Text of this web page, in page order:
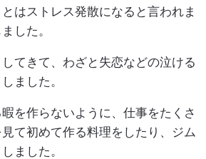
はストレス発散になると言われま
した。
てきて、わざと失恋などの泣ける
ました。
を作らないように、仕事をたくさ
て初めて作る料理をしたり、ジム
ました。